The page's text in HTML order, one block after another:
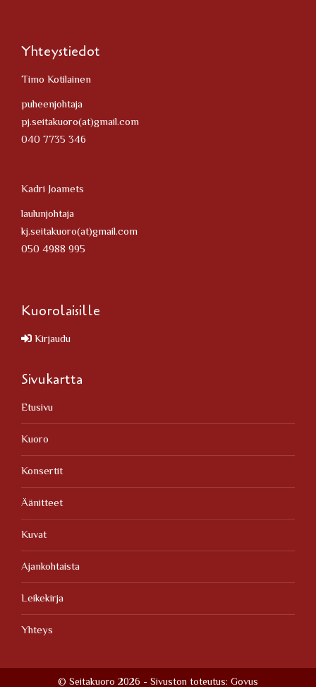
Yhteystiedot
Timo Kotilainen
puheenjohtaja
pj.seitakuoro(at)gmail.com
040 7735 346
Kadri Joamets
laulunjohtaja
kj.seitakuoro(at)gmail.com
050 4988 995
Kuorolaisille
Kirjaudu
Sivukartta
Etusivu
Kuoro
Konsertit
Äänitteet
Kuvat
Ajankohtaista
Leikekirja
Yhteys
© Seitakuoro 2026 - Sivuston toteutus: Govus